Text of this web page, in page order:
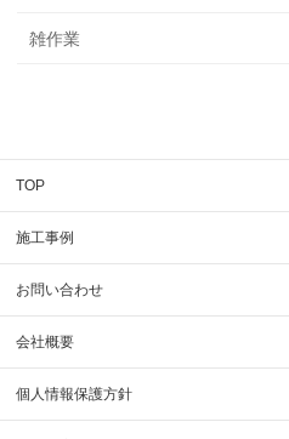
雑作業
TOP
施工事例
お問い合わせ
会社概要
個人情報保護方針